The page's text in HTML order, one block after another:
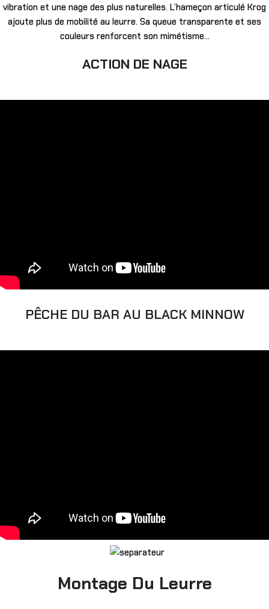
vibration et une nage des plus naturelles. L’hameçon articulé Krog
ajoute plus de mobilité au leurre. Sa queue transparente et ses
couleurs renforcent son mimétisme…
ACTION DE NAGE
PÊCHE DU BAR AU BLACK MINNOW
Montage Du Leurre